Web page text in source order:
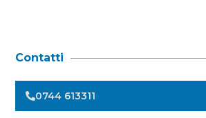
Contatti
0744 613311